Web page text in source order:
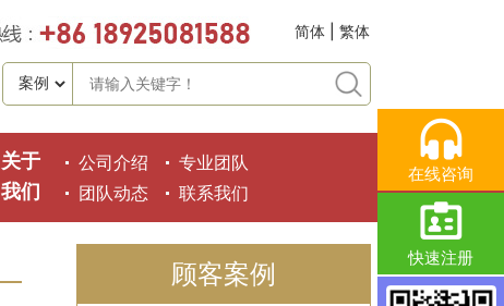
简体 繁体
关于
我们
公司介绍
专业团队
团队动态
联系我们
顾客案例
在线咨询
快速注册